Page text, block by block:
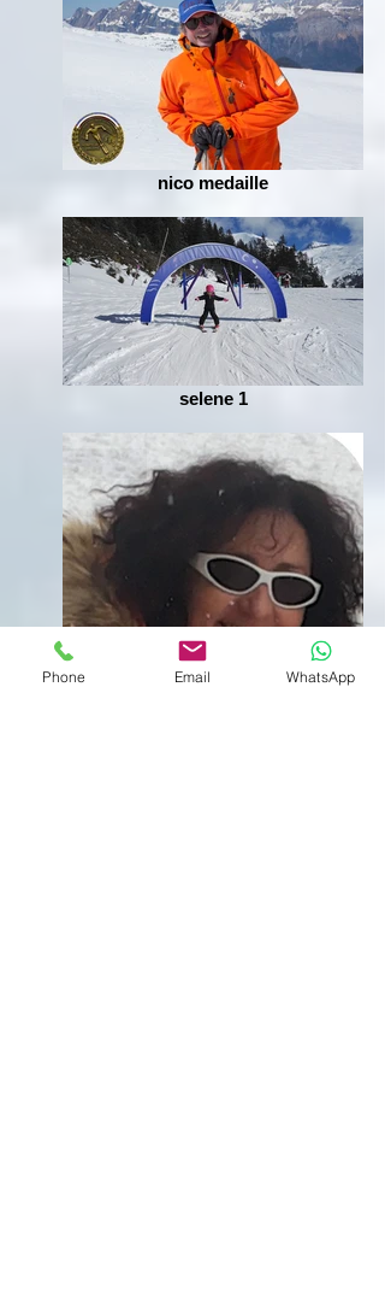
nico medaille
selene 1
Phone Email WhatsApp